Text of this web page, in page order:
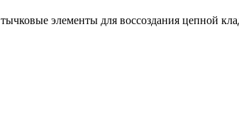
элементы для воссоздания цепной